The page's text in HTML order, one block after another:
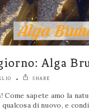
Alga
SHARE
Come sapete amo la
di nuovo, e